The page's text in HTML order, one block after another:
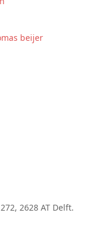
beijer
2628 AT Delft.